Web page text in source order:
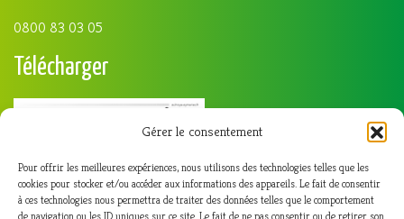
Gérer le consentement
Pour offrir les meilleures expériences, nous utilisons des technologies telles que les
cookies pour stocker et/ou accéder aux informations des appareils. Le fait de consentir
à ces technologies nous permettra de traiter des données telles que le comportement
de navigation ou les ID uniques sur ce site. Le fait de ne pas consentir ou de retirer son
0800 83 03 05
Télécharger